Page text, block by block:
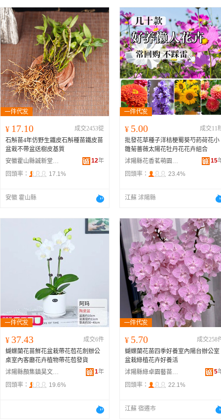
¥ 17.10
成交2453從
石斛苗4年仿野生鐵皮石斛種苗鐵皮苗
盆栽不帶盆送樹皮基質
安徽霍山縣誠新堂石斛農民專業合作社
12年
回頭率：
17.1%
安徽 霍山縣
¥ 5.00
成交11
批發花草種子洋桔梗蜀葵芍葯荷花小
雛菊薔薇太陽花牡丹花花卉組合
沭陽縣花香茗萌園藝場
15
回頭率：
23.4%
江蘇 沭陽縣
¥ 37.43
成交6件
蝴蝶蘭花苗鮮花盆栽帶花苞花劍辦公
桌室內客廳花卉植物帶花苞發貨
沭陽縣顏集鎮昊文苗木經營部
1年
回頭率：
19.6%
¥ 5.70
成交258
蝴蝶蘭花苗四季好養室內陽台辦公室
盆栽綠植花卉好養活
沭陽縣綠卓園藝苗木場
5
回頭率：
22.1%
江蘇 宿遷市